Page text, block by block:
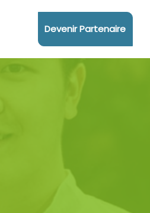
Devenir Partenaire